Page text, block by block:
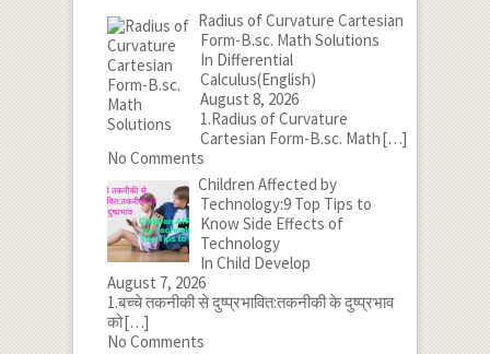
Radius of Curvature Cartesian
Form-B.sc. Math Solutions
In Differential
Calculus(English)
August 8, 2026
1.Radius of Curvature
Cartesian Form-B.sc. Math[…]
No Comments
Children Affected by
Technology:9 Top Tips to
Know Side Effects of
Technology
In Child Develop
August 7, 2026
1.बच्चे तकनीकी से दुष्प्रभावित:तकनीकी के दुष्प्रभाव
को[…]
No Comments